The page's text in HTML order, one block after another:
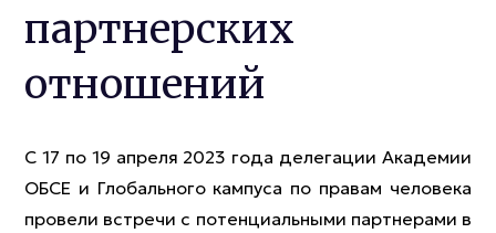
партнерских
отношений
С 17 по 19 апреля 2023 года делегации Академии
ОБСЕ и Глобального кампуса по правам человека
провели встречи с потенциальными партнерами в